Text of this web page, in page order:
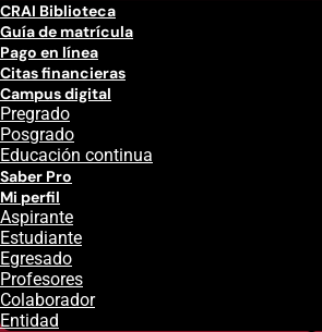
CRAI Biblioteca
Guía de matrícula
Pago en línea
Citas financieras
Campus digital
Pregrado
Posgrado
Educación continua
Saber Pro
Mi perfil
Aspirante
Estudiante
Egresado
Profesores
Colaborador
Entidad